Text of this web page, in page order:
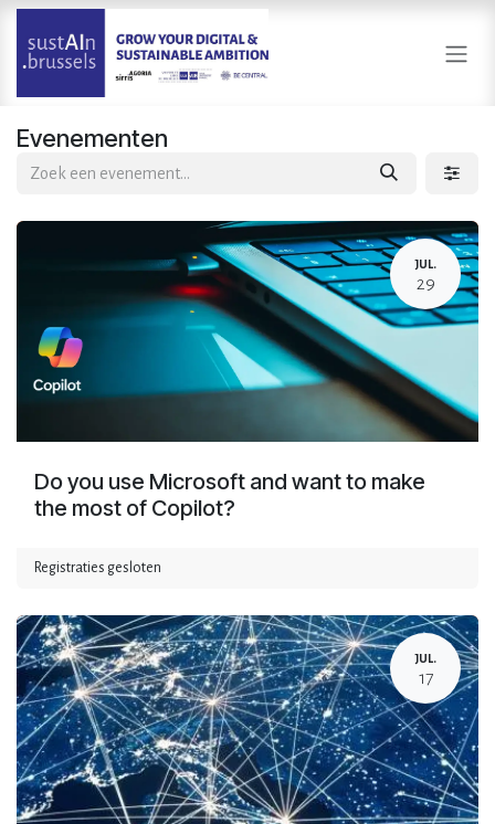
Overslaan naar inhoud
Evenementen
JUL.
29
Do you use Microsoft and want to make
the most of Copilot?
Registraties gesloten
JUL.
17